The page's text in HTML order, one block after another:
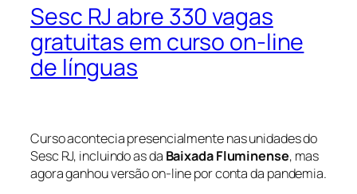
Sesc RJ abre 330 vagas
gratuitas em curso on-line
de línguas
Curso acontecia presencialmente nas unidades do
Sesc RJ, incluindo as da Baixada Fluminense, mas
agora ganhou versão on-line por conta da pandemia.